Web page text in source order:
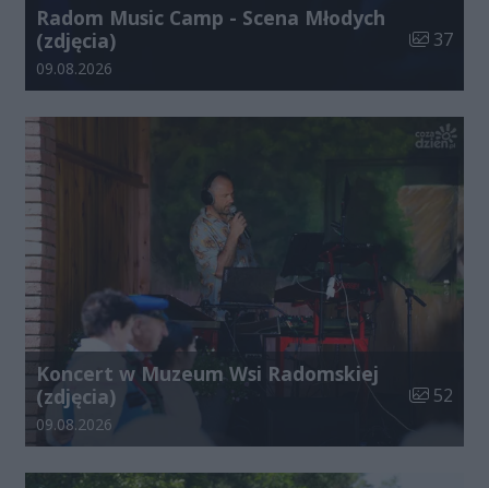
Radom Music Camp - Scena Młodych
(zdjęcia)
Liczba
37
Data dodania galerii:
09.08.2026
Koncert w Muzeum Wsi Radomskiej
(zdjęcia)
Liczba
52
Data dodania galerii:
09.08.2026